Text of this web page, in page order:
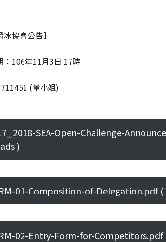
冰協會公告】
：106年11月3日 17時
(董小姐)
SEA-Open-Challenge-
)
01-Composition-of-Delegation.pdf
02-Entry-Form-for-Competitors.pdf